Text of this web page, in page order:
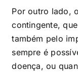
Por outro lado,
contingente,
também pelo
sempre é
doença, ou